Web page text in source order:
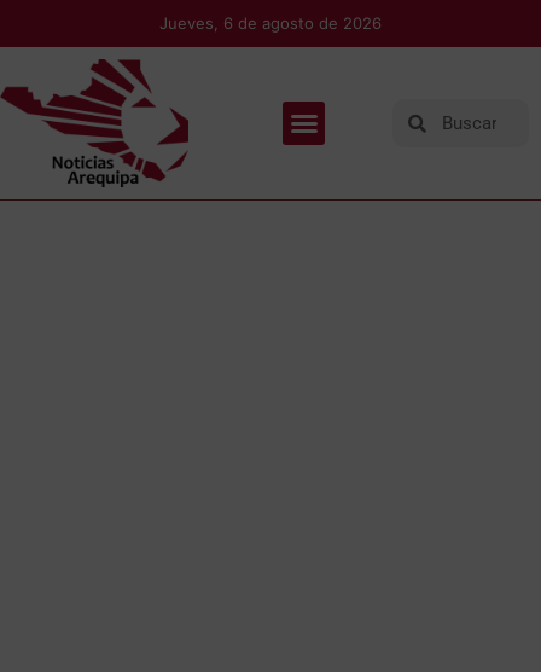
Jueves, 6 de agosto de 2026